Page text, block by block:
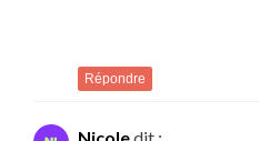
Répondre